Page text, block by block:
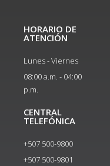
HORARIO DE
ATENCIÓN
Lunes - Viernes
08:00 a.m. - 04:00
p.m.
CENTRAL
TELEFÓNICA
+507 500-9800
+507 500-9801​